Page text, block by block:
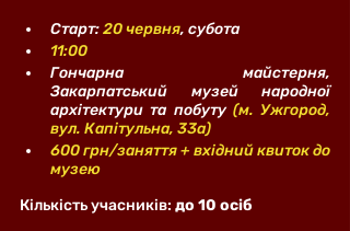
Старт: 20 червня, субота
11:00
Гончарна майстерня,
Закарпатський музей народної
архітектури та побуту (м. Ужгород,
вул. Капітульна, 33а)
600 грн/заняття + вхідний квиток до
музею
Кількість учасників: до 10 осіб